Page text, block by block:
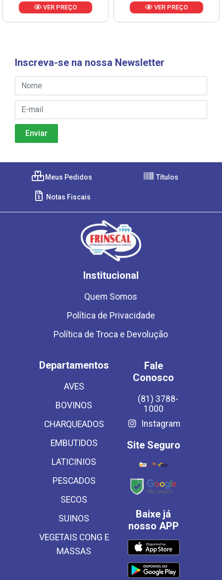
VER PREÇO VER PREÇO
Inscreva-se na nossa Newsletter
Meus Pedidos Títulos
Notas Fiscais
Institucional
Quem Somos
Política de Privacidade
Política de Troca e Devolução
Departamentos
AVES
BOVINOS
CHARQUEADOS
EMBUTIDOS
LATICINIOS
PESCADOS
SECOS
SUINOS
VEGETAIS CONG E
MASSAS
Fale
Conosco
(81) 3788-
1000
Instagram
Site Seguro
Baixe já
nosso APP